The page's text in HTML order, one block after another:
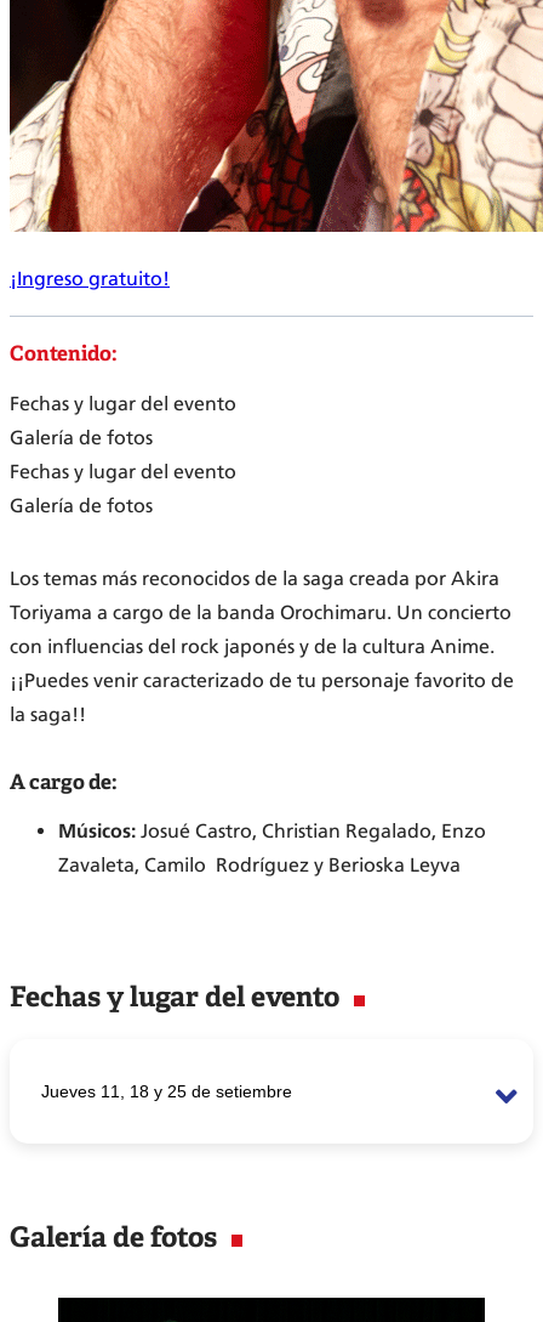
¡Ingreso gratuito!
Contenido:
Fechas y lugar del evento
Galería de fotos
Fechas y lugar del evento
Galería de fotos
Los temas más reconocidos de la saga creada por Akira
Toriyama a cargo de la banda Orochimaru. Un concierto
con influencias del rock japonés y de la cultura Anime.
¡¡Puedes venir caracterizado de tu personaje favorito de
la saga!!
A cargo de:
Músicos: Josué Castro, Christian Regalado, Enzo
Zavaleta, Camilo Rodríguez y Berioska Leyva
Fechas y lugar del evento
Jueves 11, 18 y 25 de setiembre
setiembre
Jueves 18 de setiembre Auditorio San Miguel 7:30 p.m.
Galería de fotos